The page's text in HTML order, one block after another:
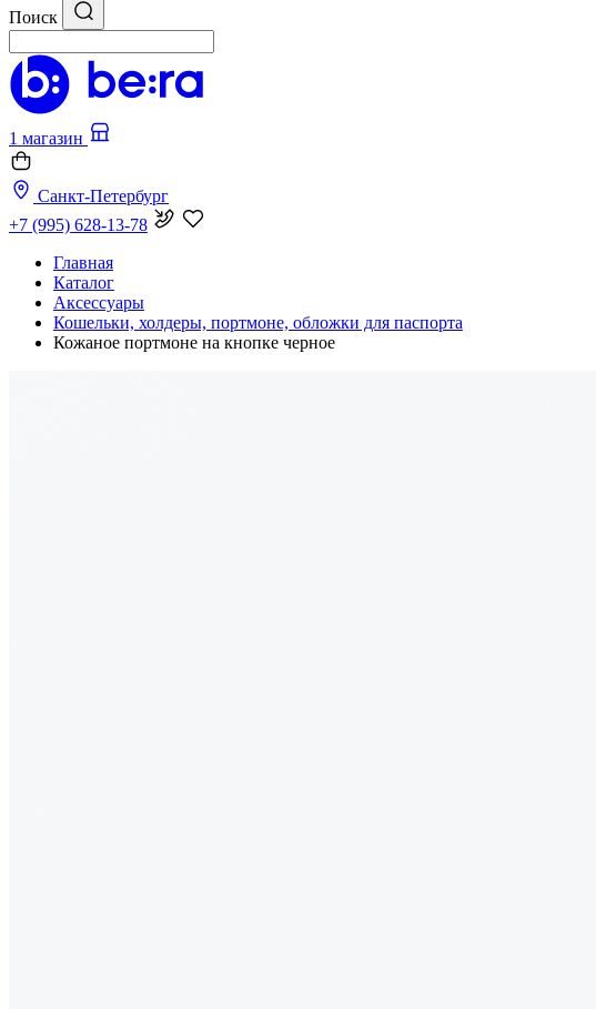
Поиск
1 магазин
Санкт-Петербург
+7 (995) 628-13-78
Главная
Каталог
Аксессуары
Кошельки, холдеры, портмоне, обложки для паспорта
Кожаное портмоне на кнопке черное